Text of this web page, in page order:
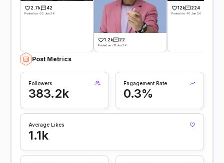
2.7k 42
Posted on -22 Jun 26
1.2k 22
Posted on -17 Jun 26
12k 224
Posted on -16 Jun 26
Post Metrics
Followers
383.2k
Engagement Rate
0.3%
Average Likes
1.1k